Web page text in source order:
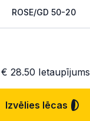
ROSE/GD 50-20
€ 28.50 Ietaupījums
Izvēlies lēcas